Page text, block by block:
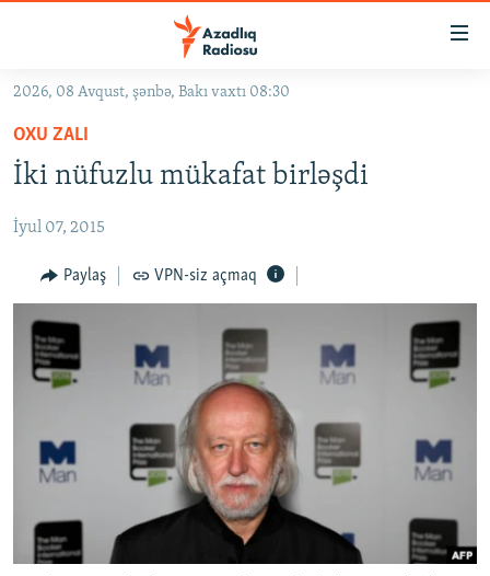
Əsas
qayıt
Əsas
qayıt
#İZAHLA
#ƏSLINDƏ
FƏRQƏ BAX
ARAŞDIRMA
MULTIMEDIA
FOTOQALEREYA
KARIKATURA
OXU ZALI
AZƏRBAYCAN ƏDƏBIYYATI KITABXANASI
İSLAM VƏ DEMOKRATIYA
HAQQIMIZDA
PEŞƏ ETIKASI VƏ JURNALISTIKA STANDARTLARIMIZ
BIZI IZLƏ
2026, 08 Avqust, şənbə, Bakı vaxtı 08:30
OXU ZALI
İki nüfuzlu mükafat birləşdi
İyul 07, 2015
Paylaş VPN-siz açmaq